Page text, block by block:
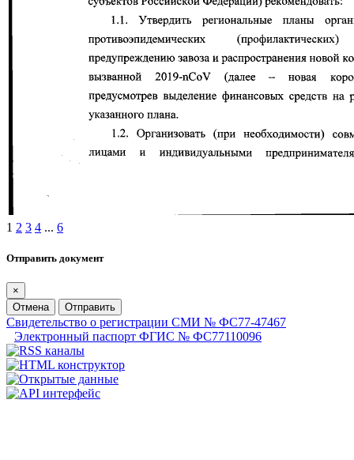
1 2 3 4 ... 6
Отправить документ
×
Отмена
Отправить
Свидетельство о регистрации СМИ № ФС77-47467
Электронный паспорт ФГИС № ФС77110096